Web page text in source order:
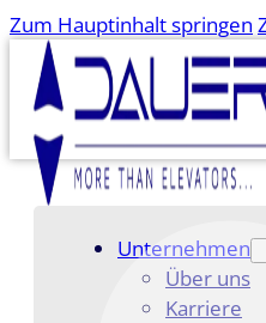
Zum Hauptinhalt springen
Unternehmen
Über uns
Karriere